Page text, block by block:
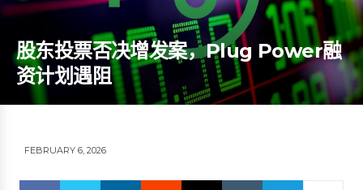
股东投票否决增发案，Plug Power融
资计划遇阻
FEBRUARY 6, 2026